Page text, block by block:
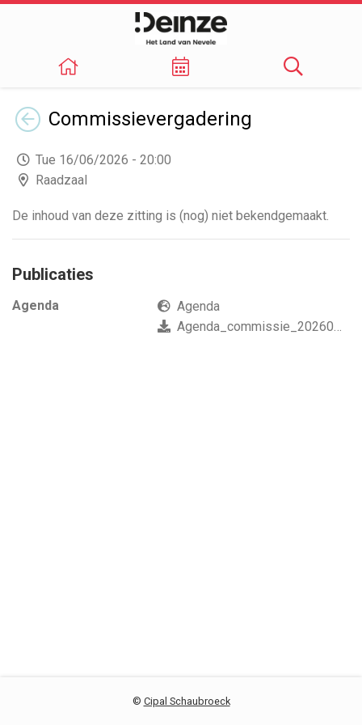
TerugCommissievergadering
Tue 16/06/2026 - 20:00
Raadzaal
De inhoud van deze zitting is (nog) niet bekendgemaakt.
Publicaties
Agenda
Agenda
Agenda_commissie_20260616
© Cipal Schaubroeck